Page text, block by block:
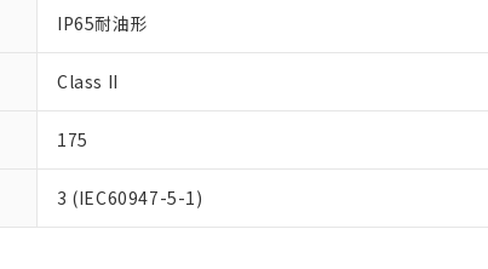
IP65耐油形
Class II
175
3 (IEC60947-5-1)